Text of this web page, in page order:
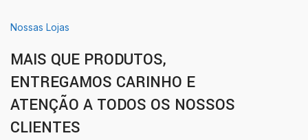
Nossas Lojas
MAIS QUE PRODUTOS,
ENTREGAMOS CARINHO E
ATENÇÃO A TODOS OS NOSSOS
CLIENTES